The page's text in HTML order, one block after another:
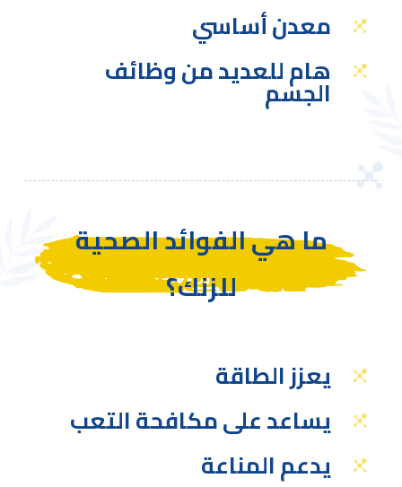
معدن أساسي
هام للعديد من وظائف
الجسم
ما هي الفوائد الصحية
للزنك؟
يعزز الطاقة
يساعد على مكافحة التعب
يدعم المناعة